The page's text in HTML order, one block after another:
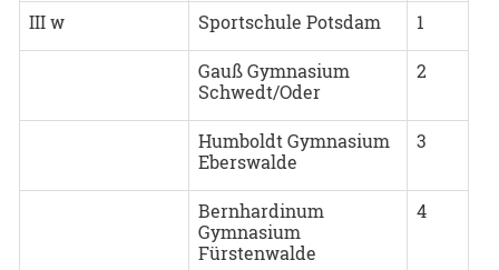
III w Sportschule Potsdam 1
Gauß Gymnasium
Schwedt/Oder
2
Humboldt Gymnasium
Eberswalde
3
Bernhardinum
Gymnasium
Fürstenwalde
4